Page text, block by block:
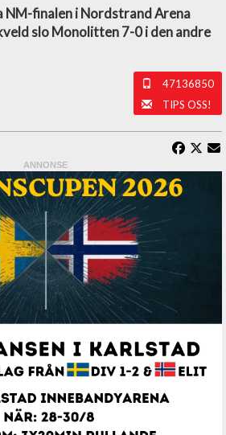
NM-finalen i Nordstrand Arena
slo Monolitten 7-0 i den andre
47136850
TIPS OSS!